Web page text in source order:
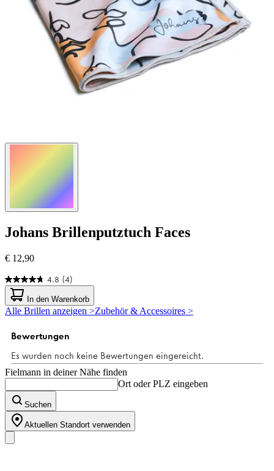
Johans Brillenputztuch Faces
€ 12,90
4.8 (4)
4.8
von
5
Sternen.
Bewertungen
In den Warenkorb
Alle Brillen anzeigen >Zubehör & Accessoires >
Fielmann in deiner Nähe finden
Ort oder PLZ eingeben
Suchen
Aktuellen Standort verwenden